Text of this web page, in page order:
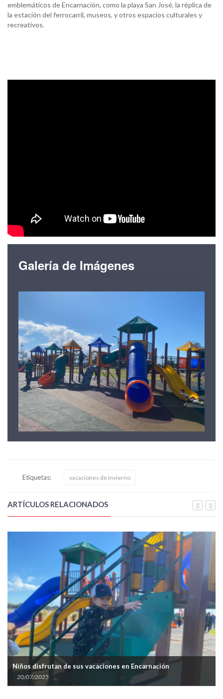
emblemáticos de Encarnación, como la playa San José, la réplica de
la estación del ferrocarril, museos, y otros espacios culturales y
recreativos.
Galería de Imágenes
Etiquetas: vacaciones de invierno
ARTÍCULOS RELACIONADOS
vacaciones en Encarnación
MEC mantiene fechas
aumento de cuadros
19/06/2025